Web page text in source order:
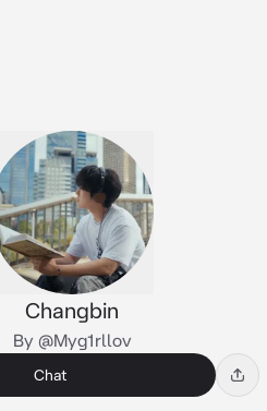
Changbin
By @Myg1rllov
Chat